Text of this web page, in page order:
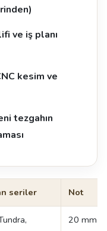
ve iş planı
kesim ve
tezgahın
seriler Not
20 mm